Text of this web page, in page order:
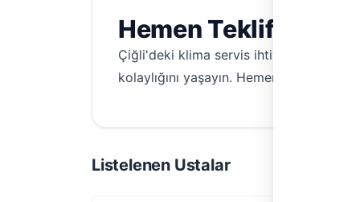
Hemen Teklif Alın,
Çiğli'deki klima servis ihtiyaçlarınız için
kolaylığını yaşayın. Hemen teklif
Listelenen Ustalar